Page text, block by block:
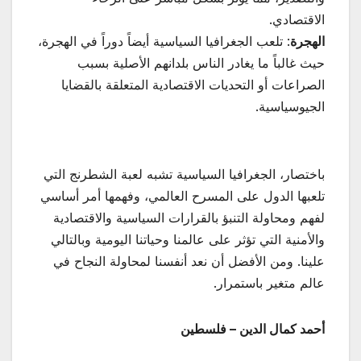
الاقتصادي.
الهجرة: تلعب الجغرافيا السياسية أيضاً دوراً في الهجرة،
حيث غالباً ما يغادر الناس بلدانهم الأصلية بسبب
الصراعات أو التحديات الاقتصادية المتعلقة بالقضايا
الجيوسياسية.
باختصار، الجغرافيا السياسية تشبه لعبة الشطرنج التي
تلعبها الدول على المسرح العالمي، وفهمها أمر أساسي
لفهم ومحاولة التنبؤ بالقرارات السياسية والاقتصادية
والأمنية التي تؤثر على عالمنا وحياتنا اليومية وبالتالي
علينا. ومن الأفضل أن نعد أنفسنا لمحاولة النجاح في
عالم متغير باستمرار.
أحمد كمال الدين – فلسطين